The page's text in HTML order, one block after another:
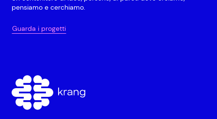
pensiamo e cerchiamo.
Guarda i progetti